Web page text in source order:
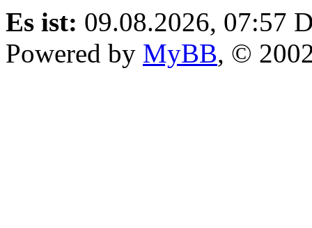
Es ist: 09.08.2026, 07:57
Powered by MyBB, ©